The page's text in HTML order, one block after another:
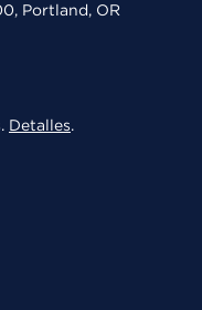
Portland, OR
Detalles.